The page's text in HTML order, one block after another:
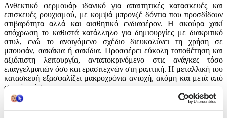
Ανθεκτικό φερμουάρ ιδανικό για απαιτητικές κατασκευές και
επισκευές ρουχισμού, με κομψά μπρονζέ δόντια που προσδίδουν
στιβαρότητα αλλά και αισθητικό ενδιαφέρον. Η σκούρα χακί
απόχρωση το καθιστά κατάλληλο για δημιουργίες με διακριτικό
στυλ, ενώ το ανοιγόμενο σχέδιο διευκολύνει τη χρήση σε
μπουφάν, σακάκια ή σακίδια. Προσφέρει εύκολη τοποθέτηση και
αξιόπιστη λειτουργία, ανταποκρινόμενο στις ανάγκες τόσο
επαγγελματιών όσο και ερασιτεχνών στη ραπτική. Η μεταλλική του
κατασκευή εξασφαλίζει μακροχρόνια αντοχή, ακόμη και μετά από
συχνή χρήση.
Χαρακτηριστικά